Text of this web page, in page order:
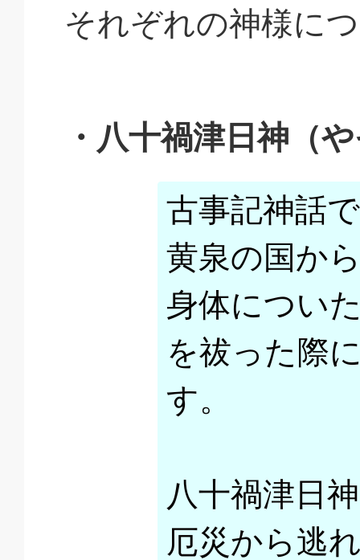
それぞれの神様に
・八十禍津日神（
古事記神話
黄泉の国か
身体につい
を祓った際
す。
八十禍津日
厄災から逃